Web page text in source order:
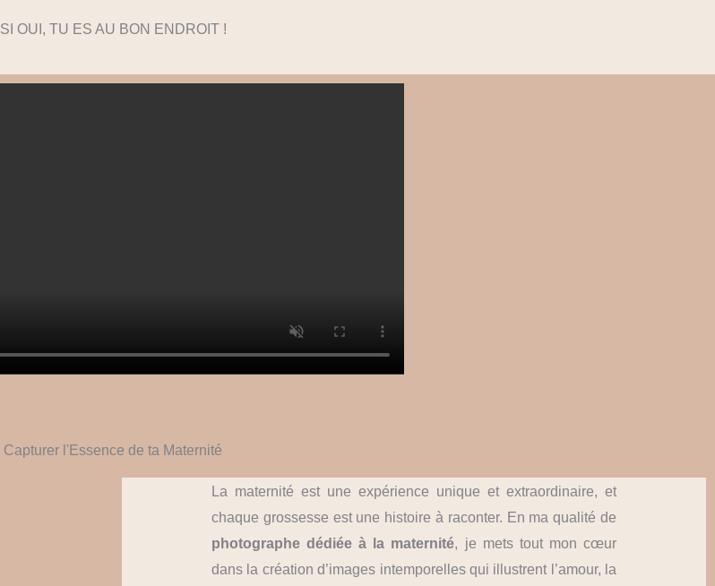
SI OUI, TU ES AU BON ENDROIT !
Capturer l'Essence de ta Maternité
La maternité est une expérience unique et extraordinaire, et
chaque grossesse est une histoire à raconter. En ma qualité de
photographe dédiée à la maternité, je mets tout mon cœur
dans la création d’images intemporelles qui illustrent l’amour, la